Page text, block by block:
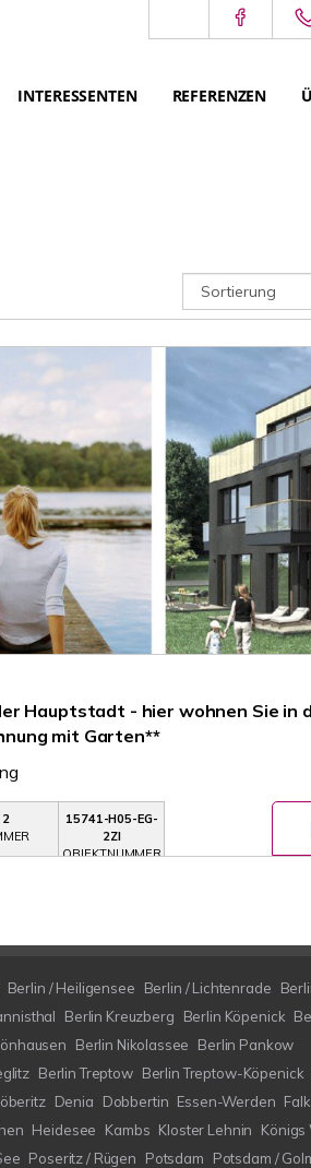
INTERESSENTEN REFERENZEN
Hauptstadt - hier wohnen Sie in
mit Garten**
2
15741-H05-EG-
2ZI
OBJEKTNUMMER
Berlin / Heiligensee Berlin / Lichtenrade
Berlin Kreuzberg Berlin Köpenick
Berlin Nikolassee
Berlin Pankow
Berlin Treptow Berlin Treptow-Köpenick
Denia Dobbertin Essen-Werden
Heidesee Kambs Kloster Lehnin
Königs
Poseritz / Rügen Potsdam Potsdam /